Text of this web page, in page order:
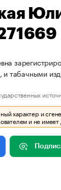
и табачными
характер и
и не